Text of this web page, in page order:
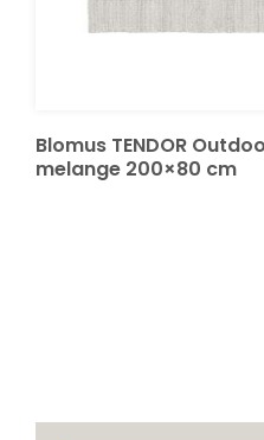
Blomus TENDOR
melange 200×80 cm